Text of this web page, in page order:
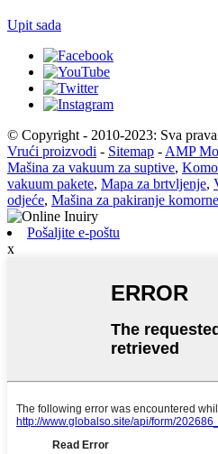
Upit sada
© Copyright - 2010-2023: Sva prava
Vrući proizvodi - Sitemap - AMP
Mašina za vakuum za suptive,
vakuum pakete, Mapa za brtvljenje,
odjeće, Mašina za pakiranje
Pošaljite e-poštu
x